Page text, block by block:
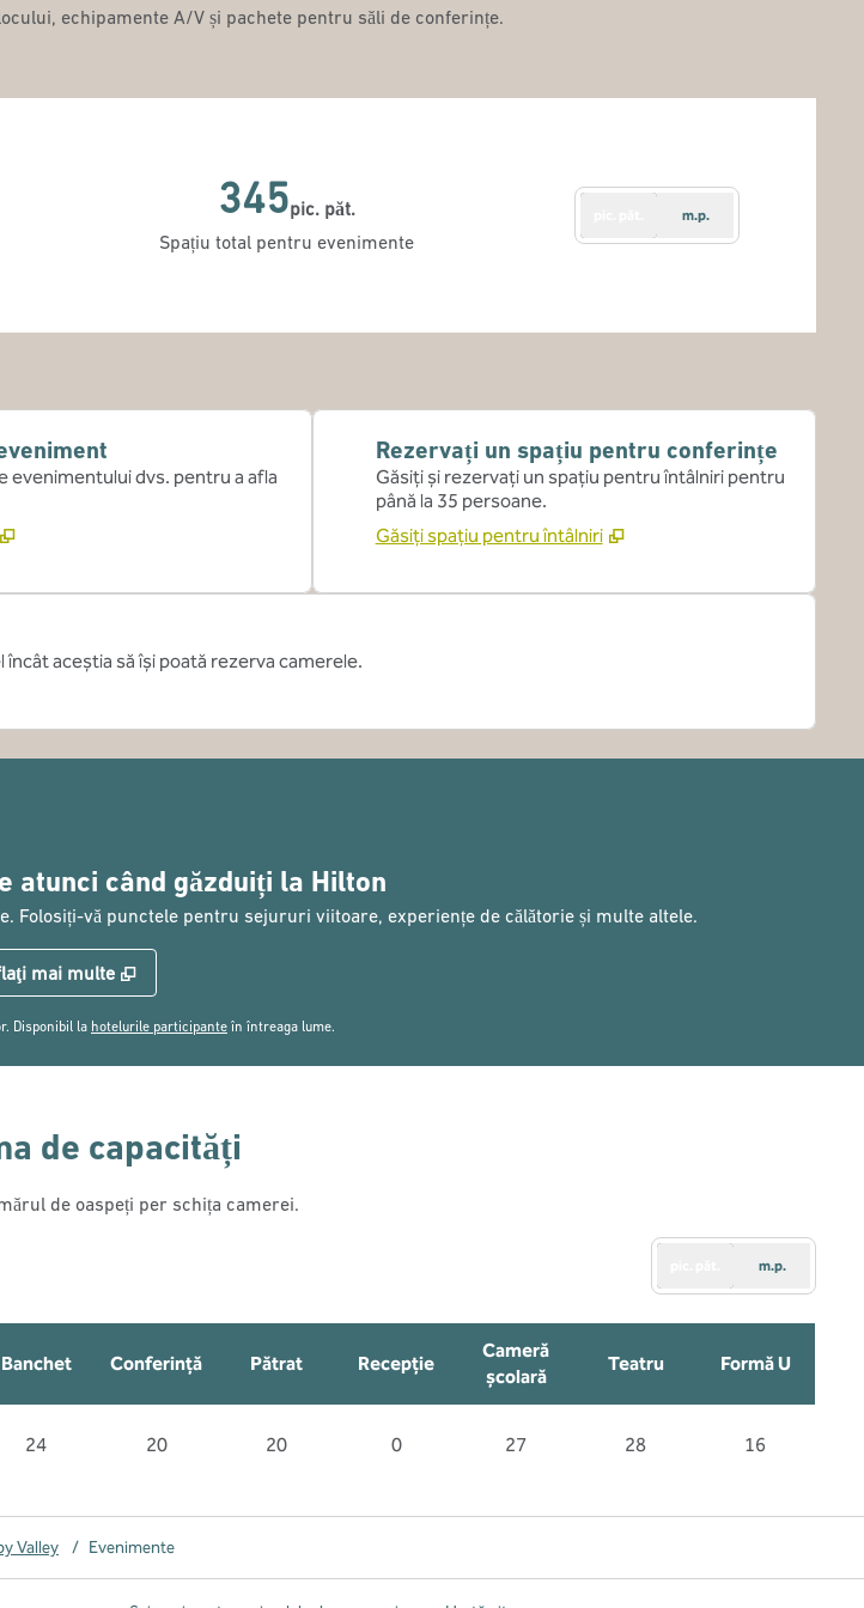
echipamente A/V și pachete pentru săli de conferințe.
345pic. păt.
Picioare pătrate
Spațiu total pentru evenimente
m.p.
evenimentului dvs. pentru a afla
Rezervați un spațiu pentru conferințe
Găsiți și rezervați un spațiu pentru întâlniri pentru
până la 35 persoane.
Găsiți spațiu pentru întâlniri
aceștia să își poată rezerva camerele.
atunci când găzduiți la Hilton
Folosiți-vă punctele pentru sejururi viitoare, experiențe de călătorie și multe altele.
mai multe
Disponibil la hotelurile participante,deschide o filă nouă
în întreaga lume.
de capacități
de oaspeți per schița camerei.
m.p.
Banchet Conferință Pătrat Recepţie
Cameră
școlară
Teatru Formă U
24 20 20 0 27 28 16
Valley / Evenimente